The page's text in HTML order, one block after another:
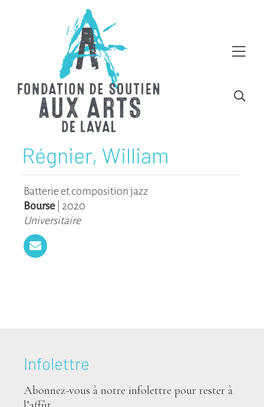
Régnier, William
Batterie et composition jazz
Bourse
2020
Universitaire
Infolettre
Abonnez-vous à notre infolettre pour rester à